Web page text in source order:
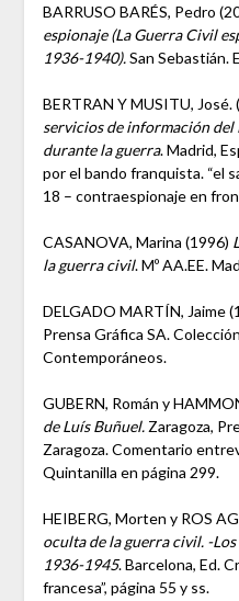
BARRUSO BARÉS, Pedro
espionaje (La Guerra Civil
1936-1940).San Sebastián.
BERTRAN Y MUSITU, José.
servicios de información del
durante la guerra. Madrid,
por el bando franquista. “el
18 – contraespionaje en
CASANOVA, Marina (1996)
la guerra civil. Mº AA.EE.
DELGADO MARTÍN, Jaime
Prensa Gráfica SA.
Contemporáneos.
GUBERN, Román y
de Luís Buñuel.Zaragoza,
Zaragoza. Comentario
Quintanilla en página 299.
HEIBERG, Morten y ROS
oculta de la guerra civil. -
1936-1945. Barcelona, Ed.
francesa”, página 55 y ss.